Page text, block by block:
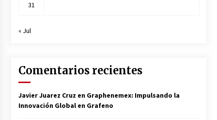
31
« Jul
Comentarios recientes
Javier Juarez Cruz en Graphenemex: Impulsando la
Innovación Global en Grafeno